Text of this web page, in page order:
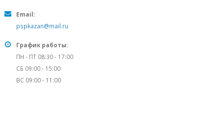
Email:
pspkazan@mail.ru
График работы:
ПН - ПТ 08:30 - 17:00
СБ 09:00 - 15:00
ВС 09:00 - 11:00